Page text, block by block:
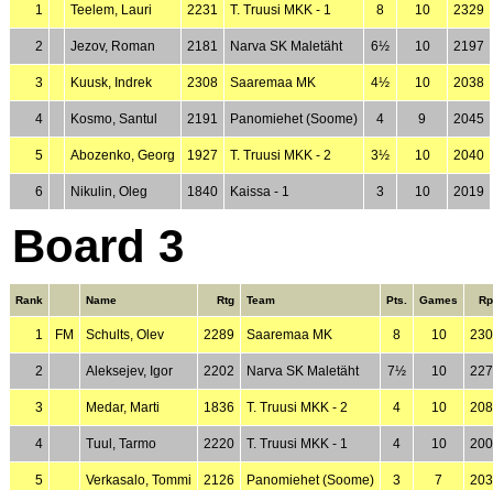
1 Teelem, Lauri 2231 T. Truusi MKK - 1 8 10 2329
2 Jezov, Roman 2181 Narva SK Maletäht 6½ 10 2197
3 Kuusk, Indrek 2308 Saaremaa MK 4½ 10 2038
4 Kosmo, Santul 2191 Panomiehet (Soome) 4 9 2045
5 Abozenko, Georg 1927 T. Truusi MKK - 2 3½ 10 2040
6 Nikulin, Oleg 1840 Kaissa - 1 3 10 2019
Board 3
Rank Name Rtg Team Pts. Games Rp
1 FM Schults, Olev 2289 Saaremaa MK 8 10
2 Aleksejev, Igor 2202 Narva SK Maletäht 7½ 10
3 Medar, Marti 1836 T. Truusi MKK - 2 4 10
4 Tuul, Tarmo 2220 T. Truusi MKK - 1 4 10
5 Verkasalo, Tommi 2126 Panomiehet (Soome) 3 7